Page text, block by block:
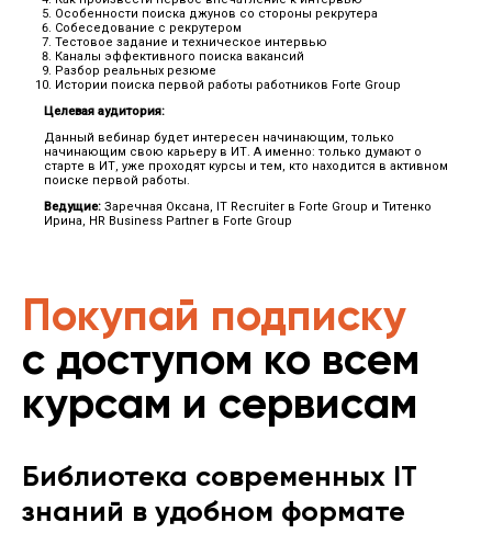
Особенности поиска джунов со стороны рекрутера
Собеседование с рекрутером
Тестовое задание и техническое интервью
Каналы эффективного поиска вакансий
Разбор реальных резюме
Истории поиска первой работы работников Forte Group
Целевая аудитория:
Данный вебинар будет интересен начинающим, только
начинающим свою карьеру в ИТ. А именно: только думают о
старте в ИТ, уже проходят курсы и тем, кто находится в активном
поиске первой работы.
Ведущие: Заречная Оксана, IT Recruiter в Forte Group и Титенко
Ирина, HR Business Partner в Forte Group
Покупай подписку
с доступом ко всем
курсам и сервисам
Библиотека современных IT
знаний в удобном формате